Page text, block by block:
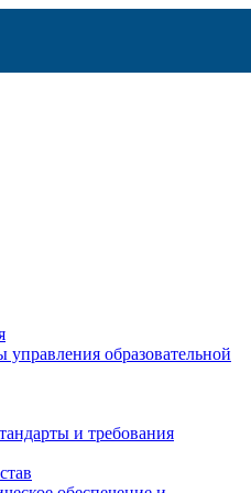
управления образовательной
и требования